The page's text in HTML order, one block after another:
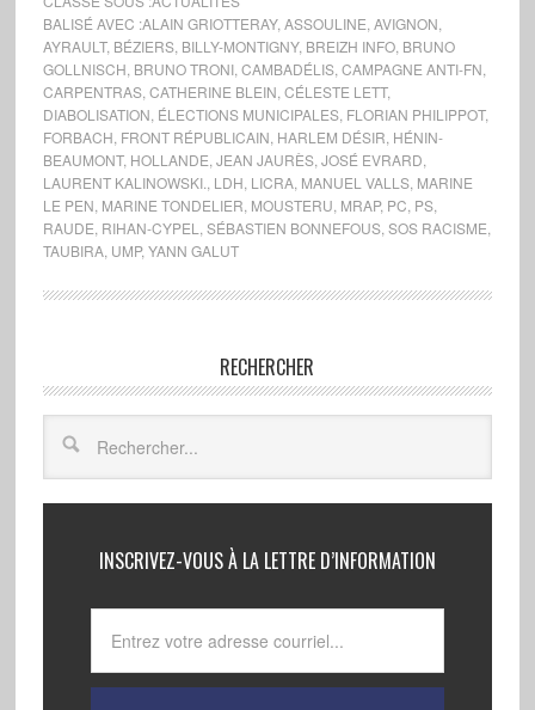
BALISÉ AVEC :ALAIN GRIOTTERAY, ASSOULINE AVIGNON
AYRAULT, BÉZIERS, BILLY-MONTIGNY, BREIZH INFO, BRUNO
GOLLNISCH BRUNO TRONI, CAMBADÉLIS, CAMPAGNE ANTI-FN
CARPENTRAS, CATHERINE BLEIN CÉLESTE LETT,
DIABOLISATION ÉLECTIONS MUNICIPALES, FLORIAN PHILIPPOT,
FORBACH FRONT RÉPUBLICAIN HARLEM DÉSIR HÉNIN-
BEAUMONT, HOLLANDE JEAN JAURÈS, JOSÉ EVRARD
LAURENT KALINOWSKI. LDH LICRA, MANUEL VALLS, MARINE
LE PEN MARINE TONDELIER MOUSTERU MRAP, PC PS,
RAUDE RIHAN-CYPEL SÉBASTIEN BONNEFOUS, SOS RACISME
TAUBIRA, UMP, YANN GALUT
RECHERCHER
INSCRIVEZ-VOUS À LA LETTRE D’INFORMATION